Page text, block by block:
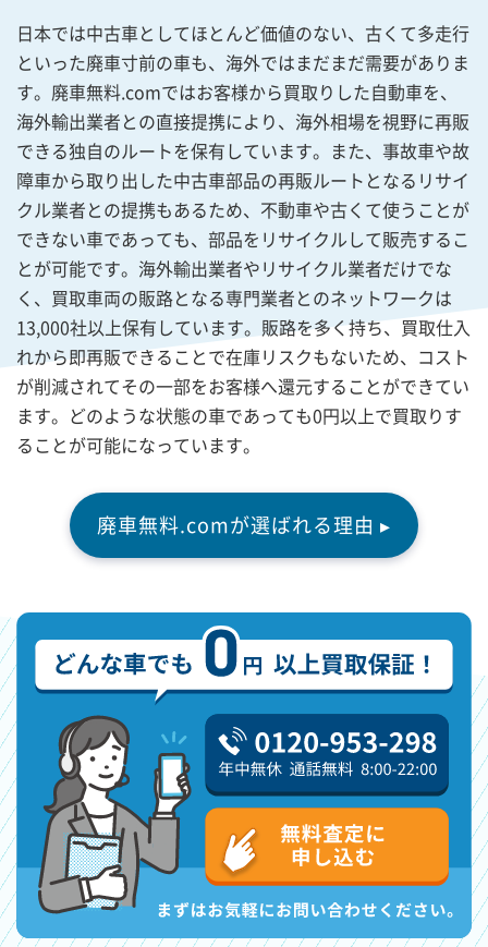
日本では中古車としてほとんど価値のない、古くて多走行
といった廃車寸前の車も、海外ではまだまだ需要がありま
す。廃車無料.comではお客様から買取りした自動車を、
海外輸出業者との直接提携により、海外相場を視野に再販
できる独自のルートを保有しています。また、事故車や故
障車から取り出した中古車部品の再販ルートとなるリサイ
クル業者との提携もあるため、不動車や古くて使うことが
できない車であっても、部品をリサイクルして販売するこ
とが可能です。海外輸出業者やリサイクル業者だけでな
く、買取車両の販路となる専門業者とのネットワークは
13,000社以上保有しています。販路を多く持ち、買取仕入
れから即再販できることで在庫リスクもないため、コスト
が削減されてその一部をお客様へ還元することができてい
ます。どのような状態の車であっても0円以上で買取りす
ることが可能になっています。
廃車無料.comが選ばれる理由 ▸